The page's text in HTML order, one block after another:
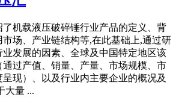
机载液压破碎锤行业产品的定义、背
场、产业链结构等,在此基础上,通过研
业发展的因素、全球及中国特定地区该
过产值、销量、产量、市场规模、市
现）、以及行业内主要企业的概况及
大量 ...